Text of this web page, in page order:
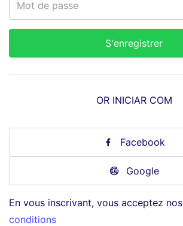
OR INICIAR COM
Facebook
Google
En vous inscrivant, vous acceptez nos
conditions